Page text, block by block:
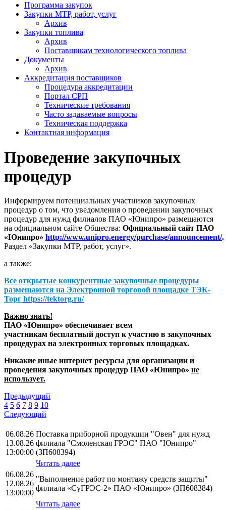
Программа закупок
Закупки МТР, работ, услуг
Архив
Закупки топлива
Архив
Поставщикам технологического топлива
Документы
Архив
Аккредитация поставщиков
Процедура аккредитации
Портал СРП
Технические требования
Часто задаваемые вопросы
Техническая поддержка
Контактная информация
Проведение закупочных
процедур
Информируем потенциальных участников закупочных
процедур о том, что уведомления о проведении закупочных
процедур для нужд филиалов ПАО «Юнипро» размещаются
на официальном сайте Общества: Официальный сайт ПАО
«Юнипро» http://www.unipro.energy/purchase/announcement/.
Раздел «Закупки МТР, работ, услуг».
а также:
Все открытые конкурентные закупочные процедуры
размещаются на Электронной торговой площадке ТЭК-
Торг https://tektorg.ru/
Важно знать!
ПАО «Юнипро» обеспечивает всем
участникам бесплатный доступ к участию в закупочных
процедурах на электронных торговых площадках.
Никакие иные интернет ресурсы для организации и
проведения закупочных процедур ПАО «Юнипро» не
использует.
Предыдущий
4 5 6 7 8 9 10
Следующий
06.08.26
13.08.26
13:00:00
Поставка приборной продукции "Овен" для нужд
филиала "Смоленская ГРЭС" ПАО "Юнипро"
(ЗП608394)
Читать далее
06.08.26
12.08.26
13:00:00
"Выполнение работ по монтажу средств защиты"
филиала «СуГРЭС-2» ПАО «Юнипро» (ЗП608384)
Читать далее